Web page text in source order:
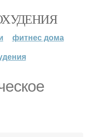
фитнес дома